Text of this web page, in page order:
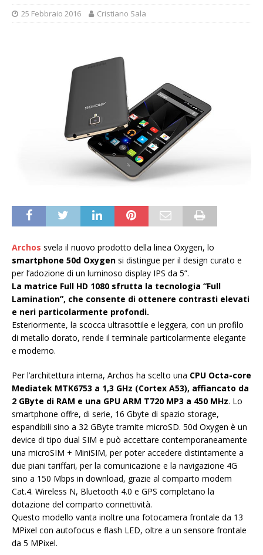
25 Febbraio 2016 Cristiano Sala
Archos svela il nuovo prodotto della linea Oxygen, lo
smartphone 50d Oxygen si distingue per il design curato e
per l’adozione di un luminoso display IPS da 5”.
La matrice Full HD 1080 sfrutta la tecnologia “Full
Lamination”, che consente di ottenere contrasti elevati
e neri particolarmente profondi.
Esteriormente, la scocca ultrasottile e leggera, con un profilo
di metallo dorato, rende il terminale particolarmente elegante
e moderno.
Per l’architettura interna, Archos ha scelto una CPU Octa-core
Mediatek MTK6753 a 1,3 GHz (Cortex A53), affiancato da
2 GByte di RAM e una GPU ARM T720 MP3 a 450 MHz. Lo
smartphone offre, di serie, 16 Gbyte di spazio storage,
espandibili sino a 32 GByte tramite microSD. 50d Oxygen è un
device di tipo dual SIM e può accettare contemporaneamente
una microSIM + MiniSIM, per poter accedere distintamente a
due piani tariffari, per la comunicazione e la navigazione 4G
sino a 150 Mbps in download, grazie al comparto modem
Cat.4. Wireless N, Bluetooth 4.0 e GPS completano la
dotazione del comparto connettività.
Questo modello vanta inoltre una fotocamera frontale da 13
MPixel con autofocus e flash LED, oltre a un sensore frontale
da 5 MPixel.